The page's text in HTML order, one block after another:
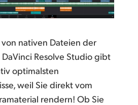
nativen Dateien der
DaVinci Resolve Studio gibt
optimalsten
weil Sie direkt vom
rendern! Ob Sie